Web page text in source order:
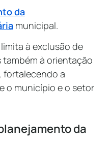
da
municipal.
à exclusão de
também à orientação
fortalecendo a
o município e o setor
da